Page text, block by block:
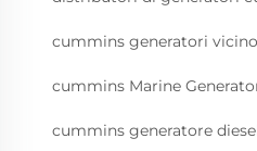
cummins generatori
cummins Marine
cummins generatore